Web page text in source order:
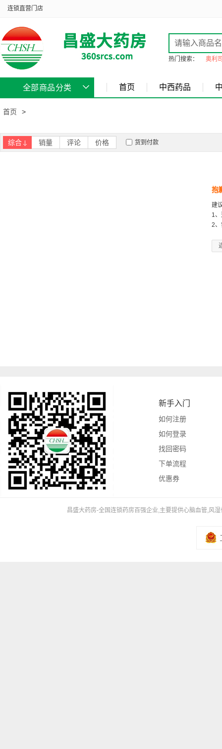
连锁直营门店
热门搜索： 奥利
全部商品分类 首页 中西药品
首页 >
综合 销量 评论 价格 货到付款
抱
建
1
2、
新手入门
如何注册
如何登录
找回密码
下单流程
优惠券
昌盛大药房-全国连锁药房百强企业,主要提供心脑血管,风